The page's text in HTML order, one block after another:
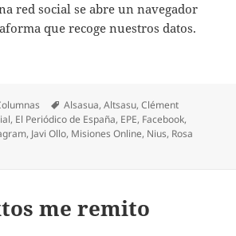
red social se abre un navegador
que recoge nuestros datos.
Etiquetas
Alsasua,Altsasu,Clément
, El Periódico de España, EPE, Facebook,
, Javi Ollo, Misiones Online, Nius, Rosa
me remito